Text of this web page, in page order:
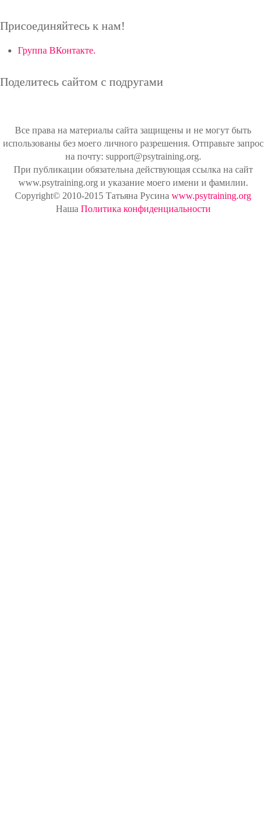
Присоединяйтесь к нам!
Группа ВКонтакте.
Поделитесь сайтом с подругами
Все права на материалы сайта защищены и не могут быть
использованы без моего личного разрешения. Отправьте запрос
на почту: support@psytraining.org.
При публикации обязательна действующая ссылка на сайт
www.psytraining.org и указание моего имени и фамилии.
Copyright© 2010-2015 Татьяна Русина www.psytraining.org
Наша Политика конфиденциальности